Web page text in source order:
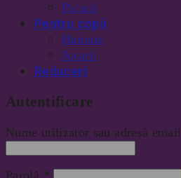
Palarii
Pentru copii
Hainute
Jucarii
Reduceri
Autentificare
Nume utilizator sau adresă email